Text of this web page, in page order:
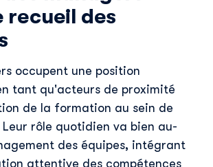
recueil des
occupent une position
tant qu'acteurs de proximité
de la formation au sein de
Leur rôle quotidien va bien au-
des équipes, intégrant
attentive des compétences